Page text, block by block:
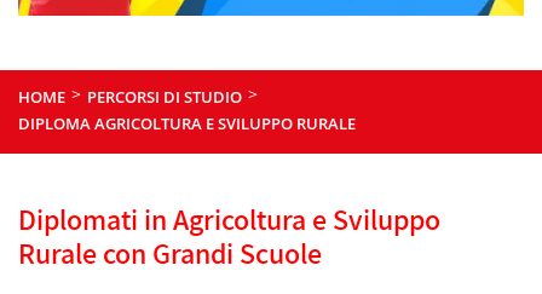
HOME > PERCORSI DI STUDIO >
DIPLOMA AGRICOLTURA E SVILUPPO RURALE
Diplomati in Agricoltura e Sviluppo
Rurale con Grandi Scuole